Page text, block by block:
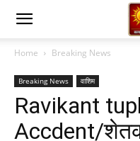
Home Breaking News
Breaking News वाशिम
Ravikant
Accdent/